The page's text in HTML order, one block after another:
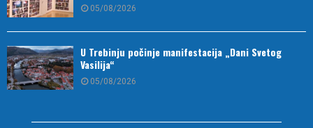
05/08/2026
U Trebinju počinje manifestacija „Dani Svetog
Vasilija“
05/08/2026